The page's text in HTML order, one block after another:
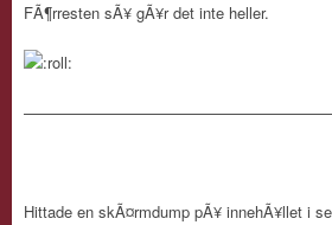
FÃ¶rresten sÃ¥ gÃ¥r det inte heller.
Hittade en skÃ¤rmdump pÃ¥ innehÃ¥llet i